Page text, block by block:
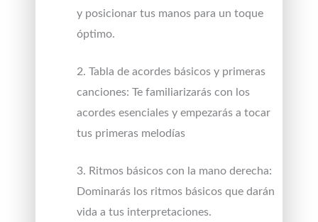
y posicionar tus manos para un toque
óptimo.
2. Tabla de acordes básicos y primeras
canciones: Te familiarizarás con los
acordes esenciales y empezarás a tocar
tus primeras melodías
3. Ritmos básicos con la mano derecha:
Dominarás los ritmos básicos que darán
vida a tus interpretaciones.